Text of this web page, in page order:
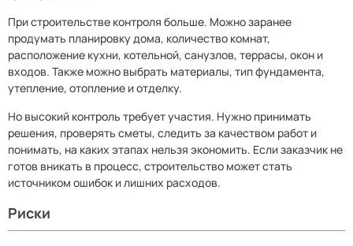
При строительстве контроля больше. Можно заранее
продумать планировку дома, количество комнат,
расположение кухни, котельной, санузлов, террасы, окон и
входов. Также можно выбрать материалы, тип фундамента,
утепление, отопление и отделку.
Но высокий контроль требует участия. Нужно принимать
решения, проверять сметы, следить за качеством работ и
понимать, на каких этапах нельзя экономить. Если заказчик не
готов вникать в процесс, строительство может стать
источником ошибок и лишних расходов.
Риски